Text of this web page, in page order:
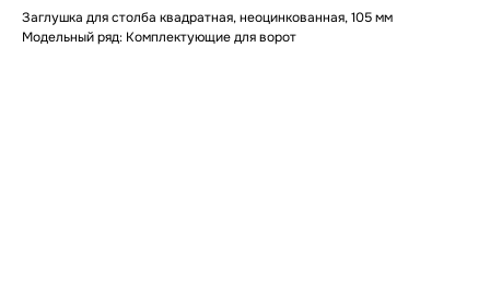
Заглушка для столба квадратная, неоцинкованная, 105 мм
Модельный ряд: Комплектующие для ворот